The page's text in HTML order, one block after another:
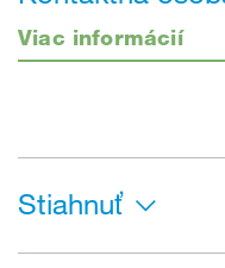
Viac informácií
Stiahnuť